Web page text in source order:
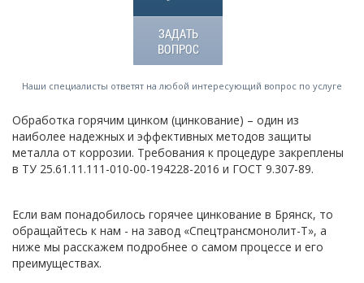
ЗАДАТЬ
ВОПРОС
Наши специалисты ответят на любой интересующий вопрос по услуге
Обработка горячим цинком (цинкование) – один из
наиболее надежных и эффективных методов защиты
металла от коррозии. Требования к процедуре закреплены
в ТУ 25.61.11.111-010-00-194228-2016 и ГОСТ 9.307-89.
Если вам понадобилось горячее цинкование в Брянск, то
обращайтесь к нам - на завод «Спецтрансмонолит-Т», а
ниже мы расскажем подробнее о самом процессе и его
преимуществах.